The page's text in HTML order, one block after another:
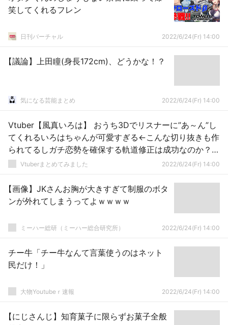
笑してくれるフレン
日刊バーチャル 2022/6/24(Fr) 14:00
【議論】上田瞳(身長172cm)、どうかな！？
気になる芸能まとめ 2022/6/24(Fr) 14:00
Vtuber【風真いろは】 おうち3Dでリスナーに”あ～ん”し
てくれるいろはちゃんが可愛すぎる←こんな切り抜きも作
られてるしガチ恋勢を確保する軌道修正は成功なのか？も
う「風真言ったよね？」は黒歴史として葬るのか？
Vtuberまとめてみました 2022/6/24(Fr) 14:00
【画像】JKさんお胸が大きすぎて制服のボタ
ンが外れてしまうってよｗｗｗｗ
ミーハー総研（ミーハー総合研究所） 2022/6/24(Fr) 14:00
チー牛「チー牛なんて言葉使うのはネット
民だけ！」
大物Youtubeｒ速報 2022/6/24(Fr) 14:00
【にじさんじ】知育菓子に限らずお菓子全般